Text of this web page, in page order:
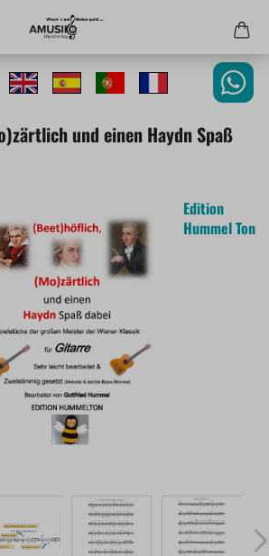
und einen Haydn Spaß
Edition
Hummel Ton